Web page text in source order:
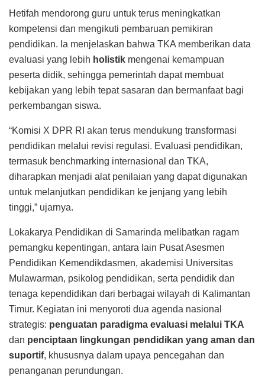
Hetifah mendorong guru untuk terus meningkatkan
kompetensi dan mengikuti pembaruan pemikiran
pendidikan. Ia menjelaskan bahwa TKA memberikan data
evaluasi yang lebih holistik mengenai kemampuan
peserta didik, sehingga pemerintah dapat membuat
kebijakan yang lebih tepat sasaran dan bermanfaat bagi
perkembangan siswa.
“Komisi X DPR RI akan terus mendukung transformasi
pendidikan melalui revisi regulasi. Evaluasi pendidikan,
termasuk benchmarking internasional dan TKA,
diharapkan menjadi alat penilaian yang dapat digunakan
untuk melanjutkan pendidikan ke jenjang yang lebih
tinggi,” ujarnya.
Lokakarya Pendidikan di Samarinda melibatkan ragam
pemangku kepentingan, antara lain Pusat Asesmen
Pendidikan Kemendikdasmen, akademisi Universitas
Mulawarman, psikolog pendidikan, serta pendidik dan
tenaga kependidikan dari berbagai wilayah di Kalimantan
Timur. Kegiatan ini menyoroti dua agenda nasional
strategis: penguatan paradigma evaluasi melalui TKA
dan penciptaan lingkungan pendidikan yang aman dan
suportif, khususnya dalam upaya pencegahan dan
penanganan perundungan.